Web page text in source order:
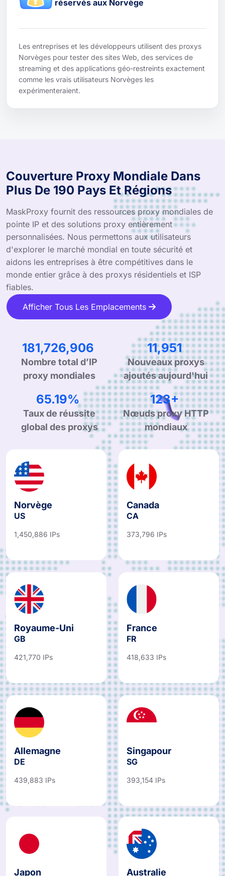
réservés aux Norvège
Les entreprises et les développeurs utilisent des proxys
Norvèges pour tester des sites Web, des services de
streaming et des applications géo-restreints exactement
comme les vrais utilisateurs Norvèges les
expérimenteraient.
Couverture Proxy Mondiale Dans
Plus De 190 Pays Et Régions
MaskProxy fournit des ressources proxy mondiales de
pointe IP et des solutions proxy entièrement
personnalisées. Nous permettons aux utilisateurs
d'explorer le marché mondial en toute sécurité et
aidons les entreprises à être compétitives dans le
monde entier grâce à des proxys résidentiels et ISP
fiables.
Afficher Tous Les Emplacements
276,540,945
Nombre total d’IP
proxy mondiales
18,187
Nouveaux proxys
ajoutés aujourd'hui
99.90%
Taux de réussite
global des proxys
190+
Nœuds proxy HTTP
mondiaux
Norvège
US
Canada
CA
Royaume-Uni
GB FR
DE
Singapour
SG